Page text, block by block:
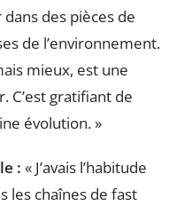
des pièces de
de l’environnement.
mieux, est une
C’est gratifiant de
évolution. »
: « J’avais l’habitude
les chaînes de fast